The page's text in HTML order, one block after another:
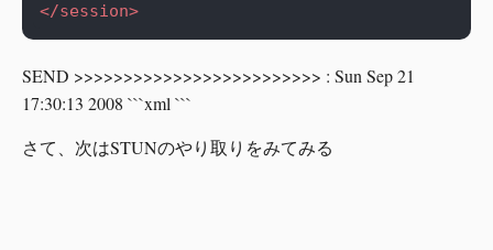
</session>
SEND >>>>>>>>>>>>>>>>>>>>>>>>> : Sun Sep 21
17:30:13 2008 ```xml ```
さて、次はSTUNのやり取りをみてみる